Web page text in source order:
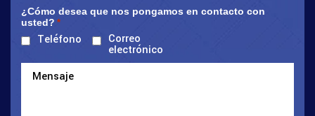
¿Cómo desea que nos pongamos en contacto con
usted? *
Teléfono Correo
electrónico